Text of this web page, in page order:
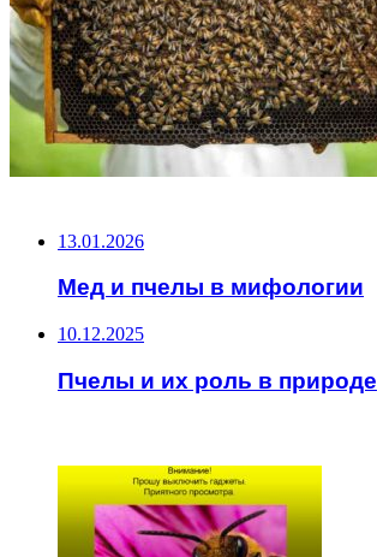
13.01.2026
Мед и пчелы в мифологии
10.12.2025
Пчелы и их роль в природе